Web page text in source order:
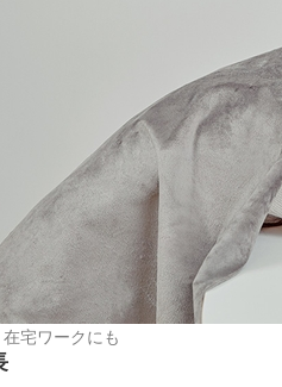
宅ワークにも